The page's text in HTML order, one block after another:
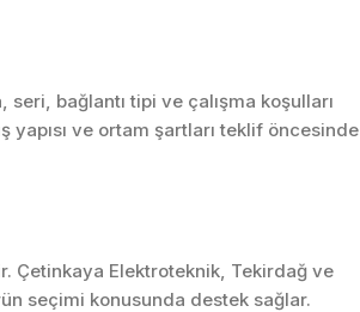
Otomasyon Sistemleri
Tasarımı
Ölçüm Sistemleri
bağlantı tipi ve çalışma koşulları
ve ortam şartları teklif öncesinde
Çetinkaya Elektroteknik, Tekirdağ ve
seçimi konusunda destek sağlar.